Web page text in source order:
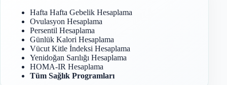
Hafta Hafta Gebelik Hesaplama
Ovulasyon Hesaplama
Persentil Hesaplama
Günlük Kalori Hesaplama
Vücut Kitle İndeksi Hesaplama
Yenidoğan Sarılığı Hesaplama
HOMA-IR Hesaplama
Tüm Sağlık Programları